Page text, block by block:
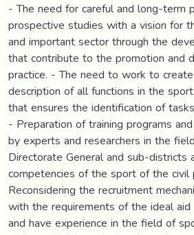
- The need for careful and long-term
prospective studies with a vision for
and important sector through the
that contribute to the promotion and
practice. - The need to work to
description of all functions in the
that ensures the identification of
- Preparation of training programs
by experts and researchers in the
Directorate General and sub-districts
competencies of the sport of the
Reconsidering the recruitment
with the requirements of the ideal
and have experience in the field of